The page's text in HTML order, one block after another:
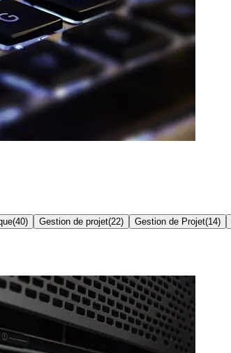
(40) Gestion de projet(22) Gestion de Projet(14)